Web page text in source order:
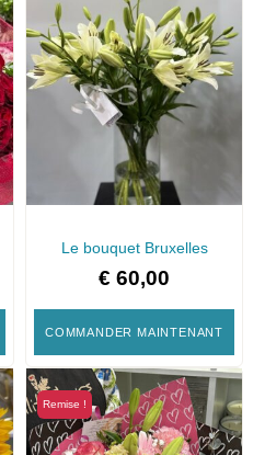
Le bouquet Bruxelles
€ 60,00
COMMANDER MAINTENANT
Remise !